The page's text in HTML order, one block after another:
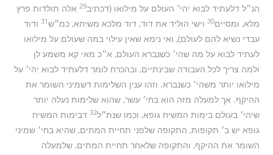
הנ״ל דלעתיד לבוא יהי׳ העולם על מילואו (דכתיב29 אלה תולדות פרץ
מלא, ומסיים30 וישי הוליד את דוד, דוד מלכא משיחא, כמ״ש31 ודוד
עבדי נשיא להם לעולם), ואי נימא שאין עילוי במה שעולם על מילואו
לעתיד לבוא על מה שהי׳ כשנברא העולם, א״כ מאי קא משמע לן
ולמה צריך לכל העבודה שבינתיים, ובהכרח לומר דלעתיד לבוא יהי׳ על
מילואו יותר משהי׳ כשנברא. וזהו ענין השלימות דשמיני השומר את
ההיקף. אך למעלה מזה הוא בחי׳ עשר, שהוא שלימות נעלה יותר
שיהי׳ בעולם בימות המשיח גופא, וכמו שנת״ל32 דבימות המשיח
גופא יש ב׳ תקופות, התקופה שלפני תחיית המתים, שהיא בחי׳ שמיני
השומר את ההיקף, והתקופה שלאחר תחיית המתים, שלמעלה